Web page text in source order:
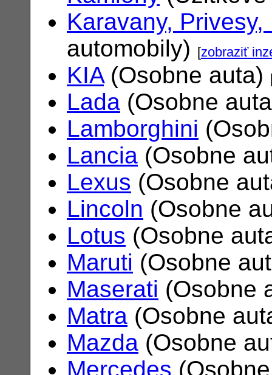
Karavany, Privesy,
automobily)
[zobraziť
KIA(Osobne auta)
Lada (Osobne
Lamborghini
Lancia (Osobne
Lexus (Osobne
Lincoln (Osobne
Lotus (Osobne
Maruti (Osobne
Maserati (Osobne
Matra (Osobne
Mazda (Osobne
Mercedes